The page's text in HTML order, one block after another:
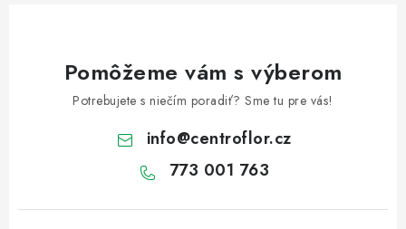
Pomôžeme vám s výberom
Potrebujete s niečím poradiť? Sme tu pre vás!
info@centroflor.cz
773 001 763